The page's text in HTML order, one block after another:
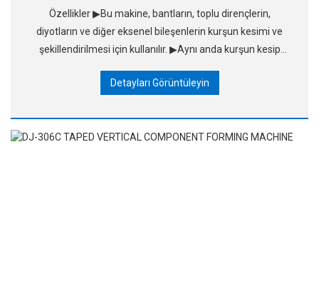
Özellikler ▶Bu makine, bantların, toplu dirençlerin,
diyotların ve diğer eksenel bileşenlerin kurşun kesimi ve
şekillendirilmesi için kullanılır. ▶Aynı anda kurşun kesip
ve uzunluğu
Detayları Görüntüleyin